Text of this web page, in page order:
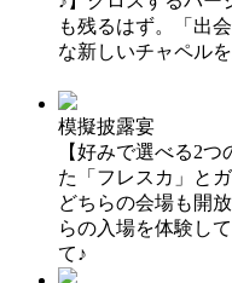
も残るはず。「出
な新しいチャペル
模擬披露宴
【好みで選べる2
た「フレスカ」と
どちらの会場も開
らの入場を体験し
て♪